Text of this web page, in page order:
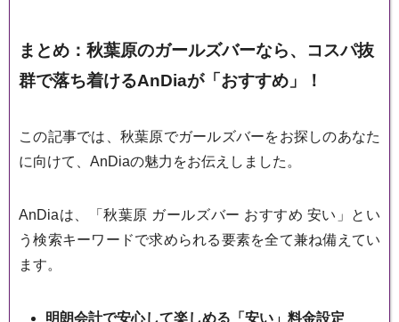
まとめ：秋葉原のガールズバーなら、コスパ抜
群で落ち着けるAnDiaが「おすすめ」！
この記事では、秋葉原でガールズバーをお探しのあなた
に向けて、AnDiaの魅力をお伝えしました。
AnDiaは、「秋葉原 ガールズバー おすすめ 安い」とい
う検索キーワードで求められる要素を全て兼ね備えてい
ます。
明朗会計で安心して楽しめる「安い」料金設定